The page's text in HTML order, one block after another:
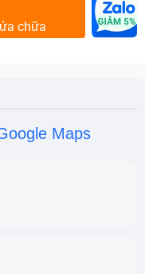
chữa
Maps